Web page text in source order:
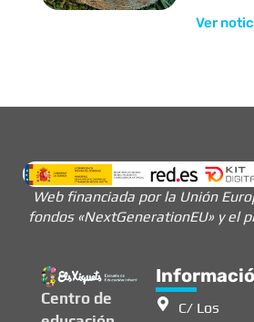
Ver
Web financiada por la Unión
fondos «NextGenerationEU» y el
Centro de
C/ Los